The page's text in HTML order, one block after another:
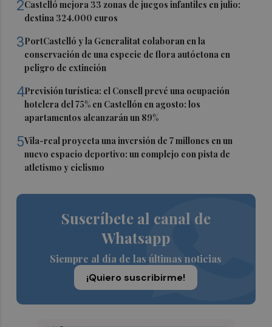
2Castelló mejora 33 zonas de juegos infantiles en julio:
destina 324.000 euros
3PortCastelló y la Generalitat colaboran en la
conservación de una especie de flora autóctona en
peligro de extinción
4Previsión turística: el Consell prevé una ocupación
hotelera del 75% en Castellón en agosto: los
apartamentos alcanzarán un 89%
5Vila-real proyecta una inversión de 7 millones en un
nuevo espacio deportivo: un complejo con pista de
atletismo y ciclismo
Suscríbete al canal de
Whatsapp
Siempre al día de las últimas noticias
¡Quiero suscribirme!